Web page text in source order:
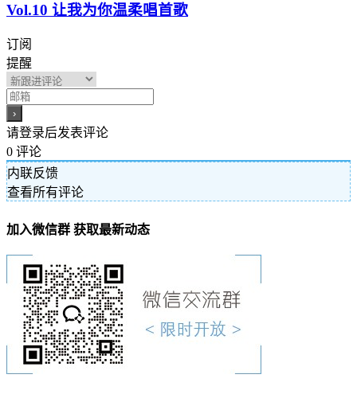
Vol.10 让我为你温柔唱首歌
订阅
提醒
请登录后发表评论
0 评论
内联反馈
查看所有评论
加入微信群 获取最新动态